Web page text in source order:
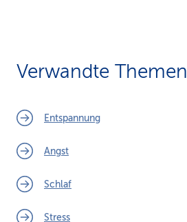
Verwandte Themen
Entspannung
Angst
Schlaf
Stress